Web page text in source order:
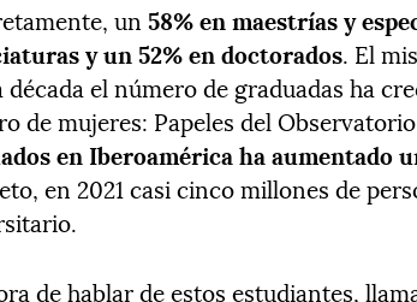
un58% en maestrías y
y un 52% en doctorados. El
el número de graduadas ha
de mujeres: Papeles del
en Iberoamérica ha aumentado
en 2021 casi cinco millones de
de hablar de estos estudiantes,